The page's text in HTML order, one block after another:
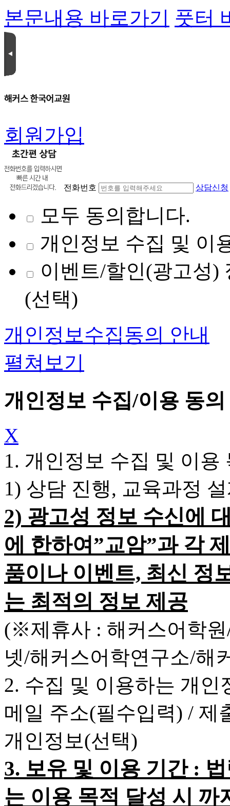
본문내용 바로가기 풋터
회원가입
전화번호 상담신청
모두 동의합니다.
개인정보 수집 및 이
이벤트/할인(광고성)
(선택)
개인정보수집동의 안내
펼쳐보기
개인정보 수집/이용 동
X
1. 개인정보 수집 및 이용
1) 상담 진행, 교육과정
2) 광고성 정보 수신에
에 한하여”교암”과 각
품이나 이벤트, 최신 정
는 최적의 정보 제공
(※제휴사 : 해커스어학
넷/해커스어학연구소/해
2. 수집 및 이용하는 개
메일 주소(필수입력) / 제
개인정보(선택)
3. 보유 및 이용 기간 :
는 이용 목적 달성 시